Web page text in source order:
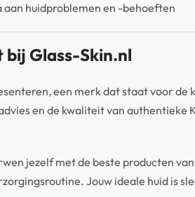
aan huidproblemen en -behoeften
bij Glass-Skin.nl
een merk dat staat voor
en de kwaliteit van
jezelf met de beste producten
Jouw ideale huid is